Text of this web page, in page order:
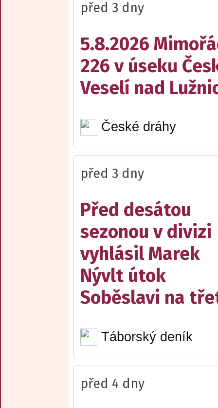
před 3 dny
5.8.2026
226 v úseku
Veselí nad
České dráhy
před 3 dny
Před desátou
sezonou v divizi
vyhlásil Marek
Nývlt útok
Soběslavi na
Táborský deník
před 4 dny